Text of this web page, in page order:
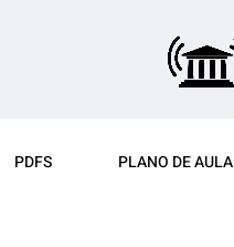
PDFS PLANO DE AULA